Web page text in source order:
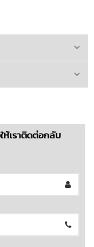
ห้เราติดต่อกลับ